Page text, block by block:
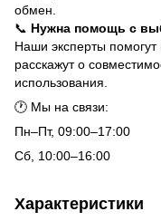
обмен.
📞 Нужна помощь с
Наши эксперты помогут
расскажут о
использования.
🕐 Мы на связи:
Пн–Пт, 09:00–17:00
Сб, 10:00–16:00
Характеристики